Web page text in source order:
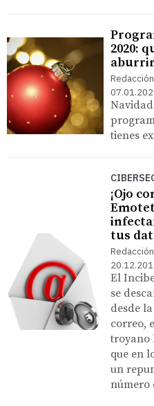
2020:
Redacción
Navidad
tienes
¡Ojo
tus
Redacción
El
se
desde
correo,
troyano
que en
un
número